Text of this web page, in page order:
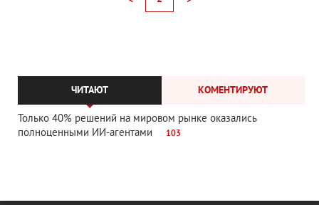
ЧИТАЮТ КОМЕНТИРУЮТ
Только 40% решений на мировом рынке оказались
полноценными ИИ-агентами
103